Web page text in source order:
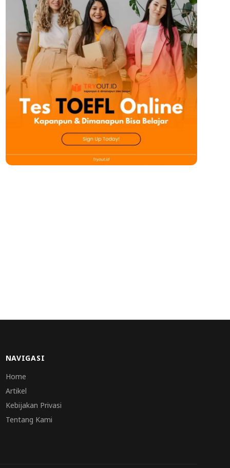
NAVIGASI
Home
Artikel
Kebijakan Privasi
Tentang Kami